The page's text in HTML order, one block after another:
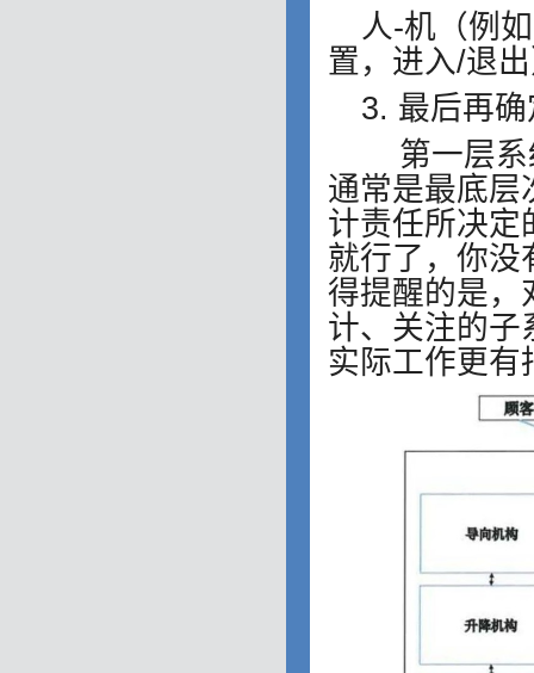
人-机（例
置，进入/退
3. 最后再
第一层系
通常是最底层
计责任所决定
就行了，你没
得提醒的是，
计、关注的子
实际工作更有